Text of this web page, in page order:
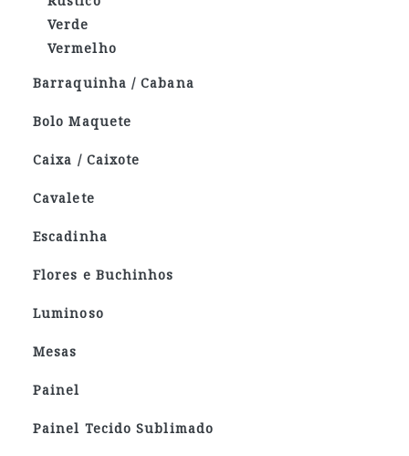
Verde
Vermelho
Barraquinha / Cabana
Bolo Maquete
Caixa / Caixote
Cavalete
Escadinha
Flores e Buchinhos
Luminoso
Mesas
Painel
Painel Tecido Sublimado